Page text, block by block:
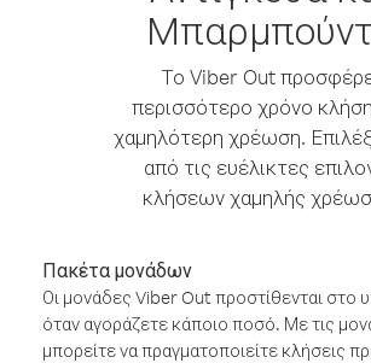
Το Viber Out
περισσότερο χρόνο
χαμηλότερη χρέωση.
από τις ευέλικτες
κλήσεων χαμηλής
Πακέτα μονάδων
Οι μονάδες Viber Out προστίθενται στο
όταν αγοράζετε κάποιο ποσό. Με τις
μπορείτε να πραγματοποιείτε κλήσεις